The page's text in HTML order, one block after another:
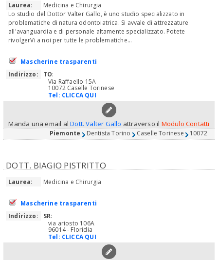
Laurea:
Medicina e Chirurgia
Lo studio del Dottor Valter Gallo, è uno studio specializzato in
problematiche di natura odontoiatrica. Si avvale di attrezzature
all'avanguardia e di personale altamente specializzato. Potete
rivolgerVi a noi per tutte le problematiche...
Mascherine trasparenti
Indirizzo:
TO:
Via Raffaello 15A
10072 Caselle Torinese
Tel: CLICCA QUI
Manda una email alDott. Valter Gallo attraverso il Modulo Contatti
Piemonte Dentista Torino Caselle Torinese 10072
DOTT. BIAGIO PISTRITTO
Laurea: Medicina e Chirurgia
Mascherine trasparenti
Indirizzo:
SR:
via ariosto 106A
96014 - Floridia
Tel: CLICCA QUI